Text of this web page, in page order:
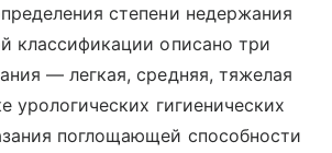
степени недержания
классификации описано три
— легкая, средняя, тяжелая
урологических гигиенических
поглощающей способности